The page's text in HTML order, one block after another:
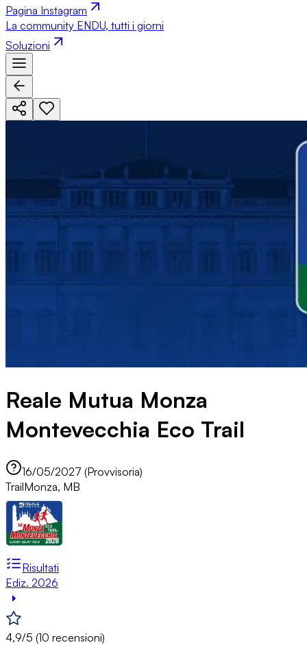
Pagina Instagram
La community ENDU, tutti i giorni
Soluzioni
Reale Mutua Monza
Montevecchia Eco Trail
16/05/2027 (Provvisoria)
TrailMonza, MB
Risultati
Ediz. 2026
4,9/5 (10 recensioni)